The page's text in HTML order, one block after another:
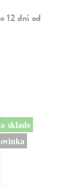
12 dní od
sklade